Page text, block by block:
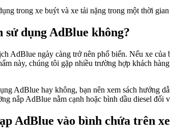
trong xe buýt và xe tải nặng trong một thời gian
sử dụng AdBlue không?
AdBlue ngày càng trở nên phổ biến. Nếu xe
này, chúng tôi gặp nhiều trường hợp khách
AdBlue hay không, bạn nên xem sách hướng
nắp AdBlue nằm cạnh hoặc bình dầu diesel
AdBlue vào bình chứa trên